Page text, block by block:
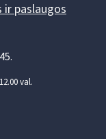
paslaugos
val.